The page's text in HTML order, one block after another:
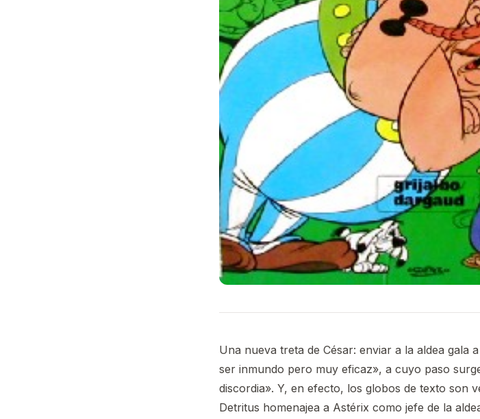
Una nueva treta de César: enviar a la aldea gala
ser inmundo pero muy eficaz», a cuyo paso
discordia». Y, en efecto, los globos de texto son
Detritus homenajea a Astérix como jefe de la